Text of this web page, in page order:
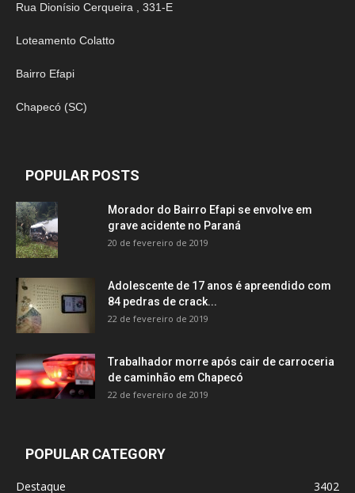
Rua Dionísio Cerqueira , 331-E
Loteamento Colatto
Bairro Efapi
Chapecó (SC)
POPULAR POSTS
Morador do Bairro Efapi se envolve em
grave acidente no Paraná
20 de fevereiro de 2019
Adolescente de 17 anos é apreendido com
84 pedras de crack...
22 de fevereiro de 2019
Trabalhador morre após cair de carroceria
de caminhão em Chapecó
22 de fevereiro de 2019
POPULAR CATEGORY
Destaque 3402